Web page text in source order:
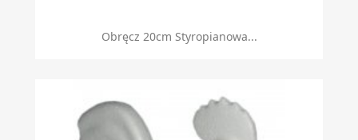
Obręcz 20cm Styropianowa...